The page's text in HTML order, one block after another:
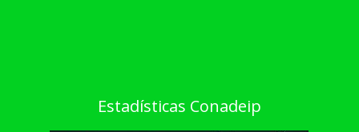
Estadísticas Conadeip